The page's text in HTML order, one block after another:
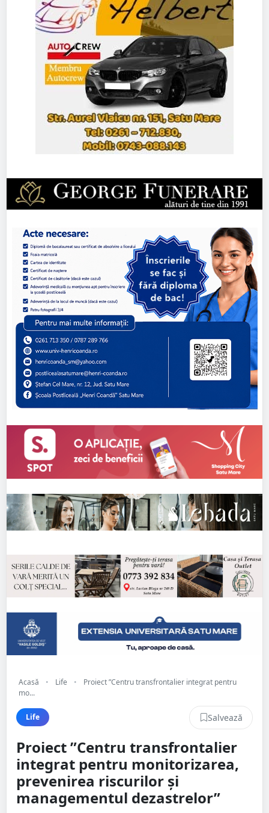
Acasă • Life •
Proiect ”Centru transfrontalier integrat pentru
mo...
Life Salvează
Proiect ”Centru transfrontalier
integrat pentru monitorizarea,
prevenirea riscurilor și
managementul dezastrelor”